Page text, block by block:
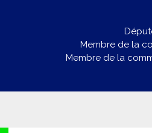
Membre de la
Membre de la